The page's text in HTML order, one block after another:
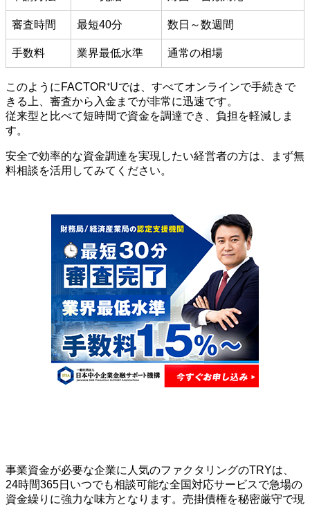
審査時間 最短40分 数日～数週間
手数料 業界最低水準 通常の相場
このようにFACTOR⁺Uでは、すべてオンラインで手続きで
きる上、審査から入金までが非常に迅速です。
従来型と比べて短時間で資金を調達でき、負担を軽減しま
す。
安全で効率的な資金調達を実現したい経営者の方は、まず無
料相談を活用してみてください。
事業資金が必要な企業に人気のファクタリングのTRYは、
24時間365日いつでも相談可能な全国対応サービスで急場の
資金繰りに強力な味方となります。売掛債権を秘密厳守で現